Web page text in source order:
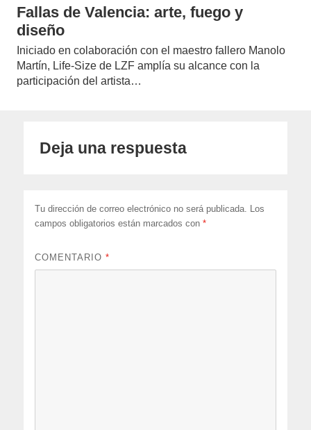
Fallas de Valencia: arte, fuego y
diseño
Iniciado en colaboración con el maestro fallero Manolo
Martín, Life-Size de LZF amplía su alcance con la
participación del artista…
Deja una respuesta
Tu dirección de correo electrónico no será publicada. Los
campos obligatorios están marcados con*
COMENTARIO*